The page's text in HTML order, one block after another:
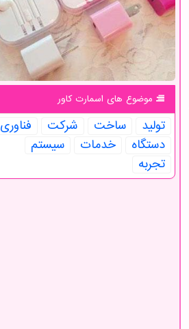
موضوع های اسمارت كاور
تولید ساخت شركت
فناوری
دستگاه
خدمات
سیستم
تجربه